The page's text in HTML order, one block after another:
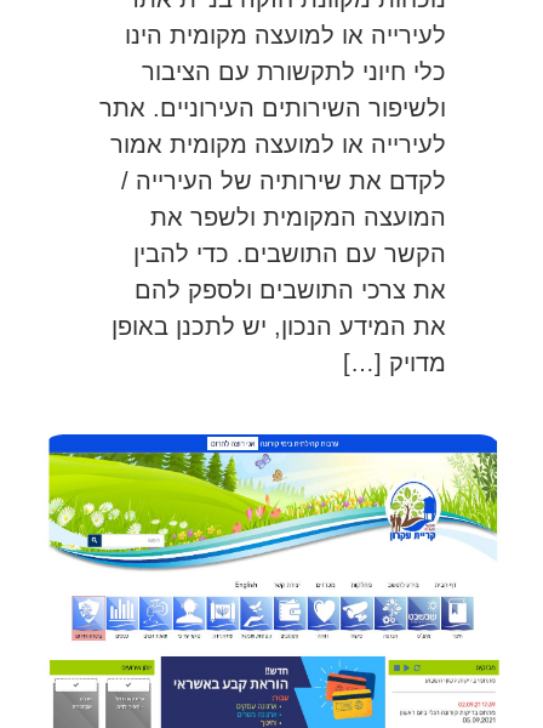
לעירייה או למועצה מקומית הינו
כלי חיוני לתקשורת עם הציבור
ולשיפור השירותים העירוניים. אתר
לעירייה או למועצה מקומית אמור
לקדם את שירותיה של העירייה /
המועצה המקומית ולשפר את
הקשר עם התושבים. כדי להבין
את צרכי התושבים ולספק להם
את המידע הנכון, יש לתכנן באופן
מדויק […]